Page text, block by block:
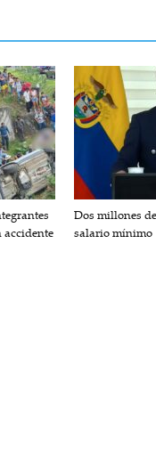
Dos millones
salario mínimo